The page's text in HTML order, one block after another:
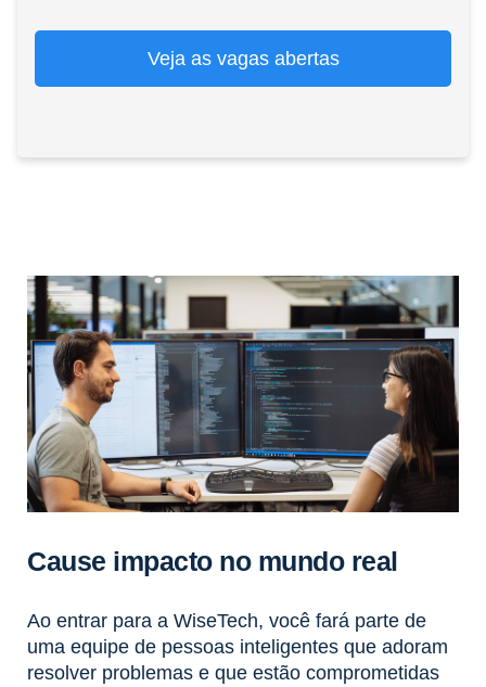
Veja as vagas abertas
Cause impacto no mundo real
Ao entrar para a WiseTech, você fará parte de
uma equipe de pessoas inteligentes que adoram
resolver problemas e que estão comprometidas